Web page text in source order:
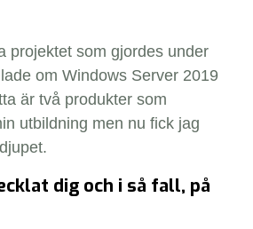
projektet som gjordes under
om Windows Server 2019
är två produkter som
utbildning men nu fick jag
dig och i så fall, på